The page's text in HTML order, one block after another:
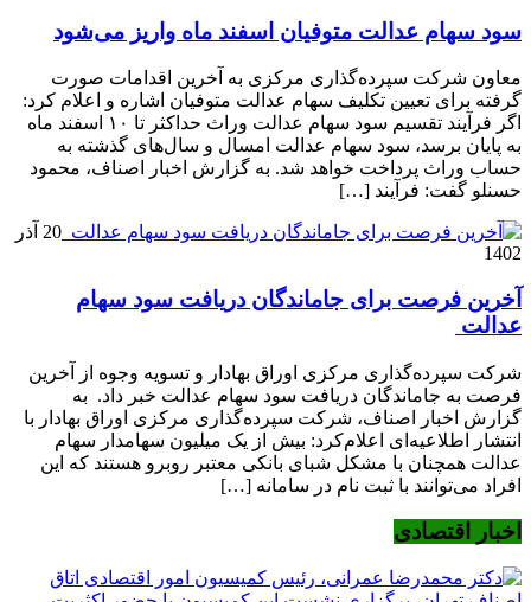
سود سهام عدالت متوفیان اسفند ماه واریز می‌شود
معاون شرکت سپرده‌گذاری مرکزی به آخرین اقدامات صورت
گرفته برای تعیین تکلیف سهام عدالت متوفیان اشاره و اعلام کرد:
اگر فرآیند تقسیم سود سهام عدالت وراث حداکثر تا ۱۰ اسفند ماه
به پایان برسد، سود سهام عدالت امسال و سال‌های گذشته به
حساب وراث پرداخت خواهد شد. به گزارش اخبار اصناف، محمود
حسنلو گفت: فرآیند […]
20 آذر
1402
آخرین فرصت برای جاماندگان دریافت سود سهام
عدالت
شرکت سپرده‌گذاری مرکزی اوراق بهادار و تسویه وجوه از آخرین
فرصت به جاماندگان دریافت سود سهام عدالت خبر داد. به
گزارش اخبار اصناف، شرکت سپرده‌گذاری مرکزی اوراق بهادار با
انتشار اطلاعیه‌ای اعلام‌کرد: بیش از یک میلیون سهامدار سهام
عدالت همچنان با مشکل شبای بانکی معتبر روبرو هستند که این
افراد می‌توانند با ثبت نام در سامانه […]
اخبار اقتصادی